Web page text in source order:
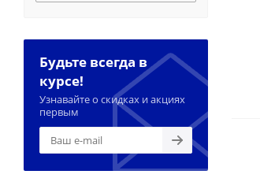
Будьте всегда в
курсе!
Узнавайте о скидках и акциях
первым